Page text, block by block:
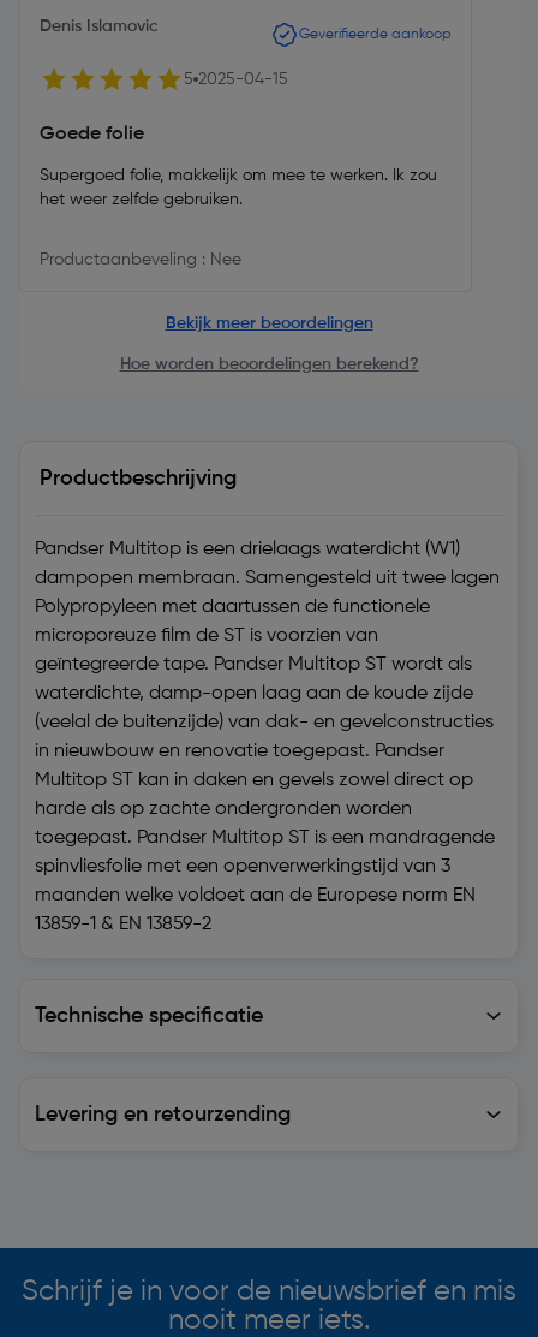
Denis Islamovic Geverifieerde aankoop
5 2025-04-15
Goede folie
Supergoed folie, makkelijk om mee te werken. Ik zou
het weer zelfde gebruiken.
Productaanbeveling : Nee
Bekijk meer beoordelingen
Hoe worden beoordelingen berekend?
Productbeschrijving
Pandser Multitop is een drielaags waterdicht (W1)
dampopen membraan. Samengesteld uit twee lagen
Polypropyleen met daartussen de functionele
microporeuze film de ST is voorzien van
geïntegreerde tape. Pandser Multitop ST wordt als
waterdichte, damp-open laag aan de koude zijde
(veelal de buitenzijde) van dak- en gevelconstructies
in nieuwbouw en renovatie toegepast. Pandser
Multitop ST kan in daken en gevels zowel direct op
harde als op zachte ondergronden worden
toegepast. Pandser Multitop ST is een mandragende
spinvliesfolie met een openverwerkingstijd van 3
maanden welke voldoet aan de Europese norm EN
13859-1 & EN 13859-2
Technische specificatie
Levering en retourzending
Schrijf je in voor de nieuwsbrief en mis
nooit meer iets.